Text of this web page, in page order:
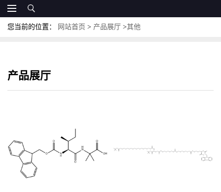
您当前的位置： 网站首页 > 产品展厅 >其他
产品展厅